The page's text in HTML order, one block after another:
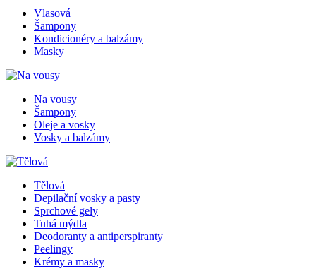
Vlasová
Šampony
Kondicionéry a balzámy
Masky
Na vousy
Šampony
Oleje a vosky
Vosky a balzámy
Tělová
Depilační vosky a pasty
Sprchové gely
Tuhá mýdla
Deodoranty a antiperspiranty
Peelingy
Krémy a masky